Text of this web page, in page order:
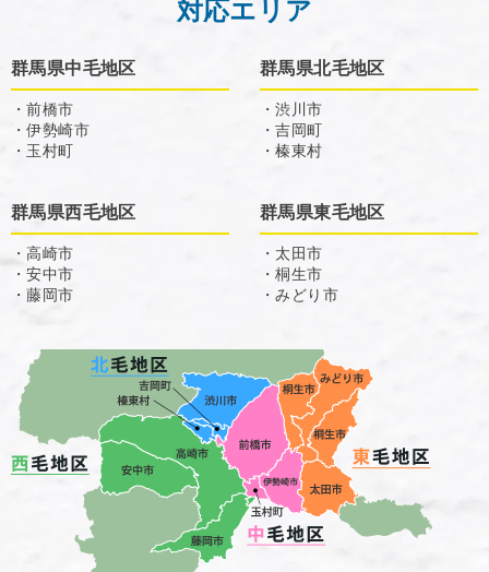
対応エリア
群馬県中毛地区
・前橋市
・伊勢崎市
・玉村町
群馬県北毛地区
・渋川市
・吉岡町
・榛東村
群馬県西毛地区
・高崎市
・安中市
・藤岡市
群馬県東毛地区
・太田市
・桐生市
・みどり市